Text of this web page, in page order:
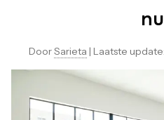
DoorSarieta | Laatste update: